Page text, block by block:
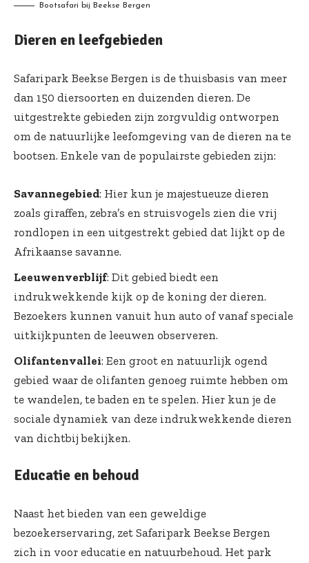
Bootsafari bij Beekse Bergen
Dieren en leefgebieden
Safaripark Beekse Bergen is de thuisbasis van meer
dan 150 diersoorten en duizenden dieren. De
uitgestrekte gebieden zijn zorgvuldig ontworpen
om de natuurlijke leefomgeving van de dieren na te
bootsen. Enkele van de populairste gebieden zijn:
Savannegebied: Hier kun je majestueuze dieren
zoals giraffen, zebra’s en struisvogels zien die vrij
rondlopen in een uitgestrekt gebied dat lijkt op de
Afrikaanse savanne.
Leeuwenverblijf: Dit gebied biedt een
indrukwekkende kijk op de koning der dieren.
Bezoekers kunnen vanuit hun auto of vanaf speciale
uitkijkpunten de leeuwen observeren.
Olifantenvallei: Een groot en natuurlijk ogend
gebied waar de olifanten genoeg ruimte hebben om
te wandelen, te baden en te spelen. Hier kun je de
sociale dynamiek van deze indrukwekkende dieren
van dichtbij bekijken.
Educatie en behoud
Naast het bieden van een geweldige
bezoekerservaring, zet Safaripark Beekse Bergen
zich in voor educatie en natuurbehoud. Het park